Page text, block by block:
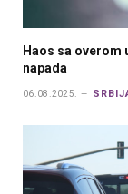
Haos sa
napada
06.08.2025.